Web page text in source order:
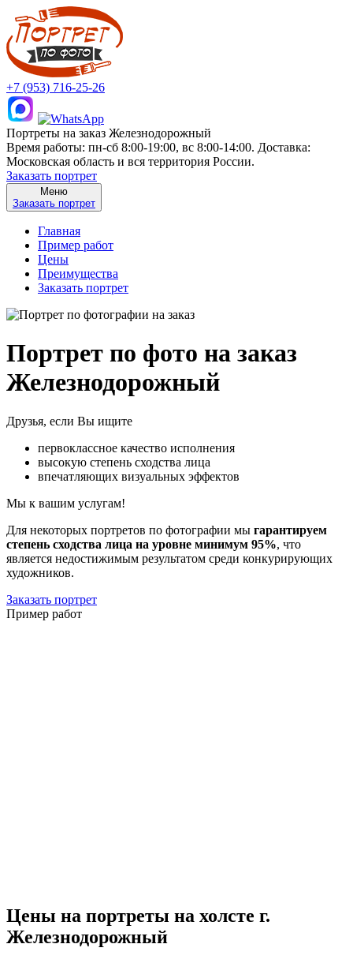
+7 (953) 716-25-26
Портреты на заказ Железнодорожный
Время работы: пн-сб 8:00-19:00, вс 8:00-14:00. Доставка:
Московская область и вся территория России.
Заказать портрет
Меню
Заказать портрет
Главная
Пример работ
Цены
Преимущества
Заказать портрет
Портрет по фото на заказ
Железнодорожный
Друзья, если Вы ищите
первоклассное качество исполнения
высокую степень сходства лица
впечатляющих визуальных эффектов
Мы к вашим услугам!
Для некоторых портретов по фотографии мы гарантируем
степень сходства лица на уровне минимум 95%, что
является недостижимым результатом среди конкурирующих
художников.
Заказать портрет
Пример работ
Цены на портреты на холсте г.
Железнодорожный